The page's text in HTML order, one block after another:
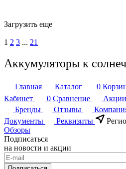
Загрузить еще
1 2 3 ... 21
Аккумуляторы к
Главная Каталог 0
Кабинет
0 Сравнение Акции
Бренды
Отзывы
Документы
Реквизиты
Обзоры
Подписаться
на новости и акции